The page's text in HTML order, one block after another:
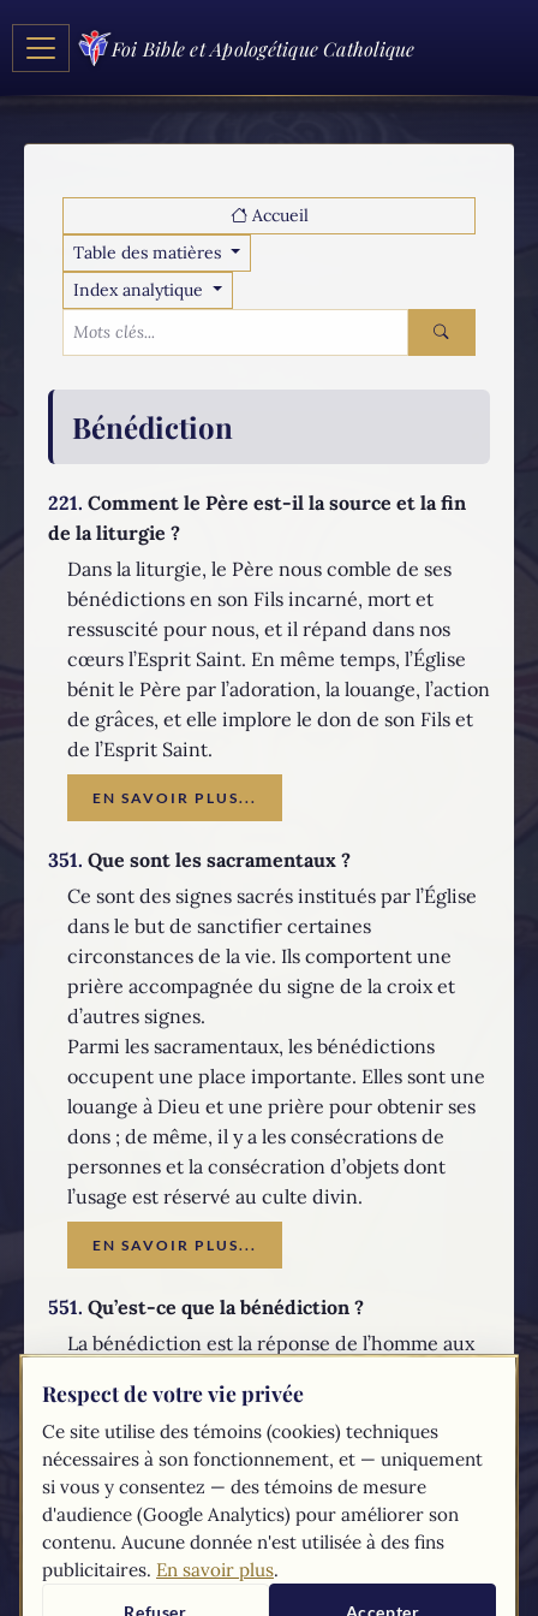
Foi Bible et Apologétique Catholique
Accueil
Table des matières
Index analytique
Bénédiction
221. Comment le Père est-il la source et la fin
de la liturgie ?
Dans la liturgie, le Père nous comble de ses
bénédictions en son Fils incarné, mort et
ressuscité pour nous, et il répand dans nos
cœurs l’Esprit Saint. En même temps, l’Église
bénit le Père par l’adoration, la louange, l’action
de grâces, et elle implore le don de son Fils et
de l’Esprit Saint.
EN SAVOIR PLUS...
351. Que sont les sacramentaux ?
Ce sont des signes sacrés institués par l’Église
dans le but de sanctifier certaines
circonstances de la vie. Ils comportent une
prière accompagnée du signe de la croix et
d’autres signes.
Parmi les sacramentaux, les bénédictions
occupent une place importante. Elles sont une
louange à Dieu et une prière pour obtenir ses
dons ; de même, il y a les consécrations de
personnes et la consécration d’objets dont
l’usage est réservé au culte divin.
EN SAVOIR PLUS...
551. Qu’est-ce que la bénédiction ?
La bénédiction est la réponse de l’homme aux
Nous bénissons le Tout-Puissant qui nous a
bénis le premier et qui nous comble de ses
dons.
EN SAVOIR PLUS...
Les textes duCompendiumdu catéchisme de l'Église catholique sont
Respect de votre vie privée
Ce site utilise des témoins (cookies) techniques
nécessaires à son fonctionnement, et — uniquement
si vous y consentez — des témoins de mesure
d'audience (Google Analytics) pour améliorer son
contenu. Aucune donnée n'est utilisée à des fins
publicitaires. En savoir plus.
Refuser Accepter